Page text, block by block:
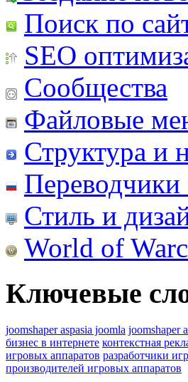
Поиск по
SEO
Сообщества
Файловые
Структура и
Переводчики
Стиль и
World of
Ключевые
joomshaper aspasia joomla joomshaper
бизнес в интернете контекстная
игровых аппаратов разработчики
производителей игровых аппаратов